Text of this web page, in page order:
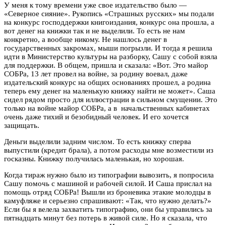
У меня к тому времени уже свое издательство было —
«Северное сияние». Рукопись «Страшных русских» мы подали
на конкурс господдержки книгоиздания, конкурс она прошла, а
вот денег на книжки так и не выделили. То есть не нам
конкретно, а вообще никому. Не нашлось денег в
государственных закромах, мыши погрызли. И тогда я решила
идти в Министерство культуры на разборку, Сашу с собой взяла
для поддержки. В общем, пришла и сказала: «Вот. Это майор
СОБРа, 13 лет провел на войне, за родину воевал, даже
издательский конкурс на общих основаниях прошел, а родина
теперь ему денег на маленькую книжку найти не может». Саша
сидел рядом просто для иллюстрации в сильном смущении. Это
только на войне майор СОБРа, а в начальственных кабинетах
очень даже тихий и безобидный человек. И его хочется
защищать.
Деньги выделили задним числом. То есть книжку сперва
выпустили (кредит брала), а потом расходы мне возместили из
госказны. Книжку получилась маленькая, но хорошая.
Когда тираж нужно было из типографии вывозить, я попросила
Сашу помочь с машиной и рабочей силой. И Саша прислал на
помощь отряд СОБРа! Вышли из броневика этакие молодцы в
камуфляже и серьезно спрашивают: «Так, что нужно делать?»
Если бы я велела захватить типографию, они бы управились за
пятнадцать минут без потерь в живой силе. Но я сказала, что